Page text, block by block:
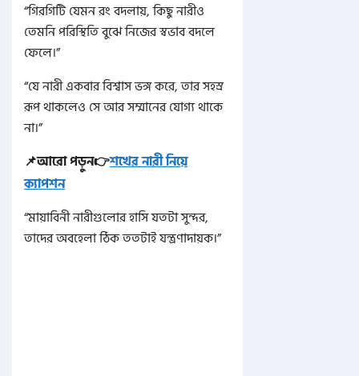
“গিরগিটি যেমন রং বদলায়, কিছু নারীও
তেমনি পরিস্থিতি বুঝে নিজের স্বভাব বদলে
ফেলে।”
“যে নারী একবার বিশ্বাস ভঙ্গ করে, তার সহস্র
রূপ থাকলেও সে আর সম্মানের যোগ্য থাকে
না।”
📌আরো পড়ুন👉শখের নারী নিয়ে
ক্যাপশন
“মায়াবিনী নারীগুলোর হাসি যতটা সুন্দর,
তাদের অবহেলা ঠিক ততটাই যন্ত্রণাদায়ক।”